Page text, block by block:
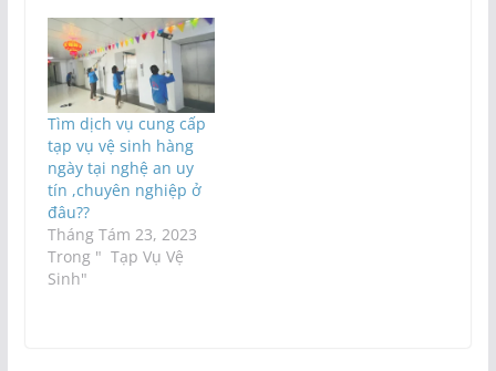
Tìm dịch vụ cung cấp
tạp vụ vệ sinh hàng
ngày tại nghệ an uy
tín ,chuyên nghiệp ở
đâu??
Tháng Tám 23, 2023
Trong " Tạp Vụ Vệ
Sinh"